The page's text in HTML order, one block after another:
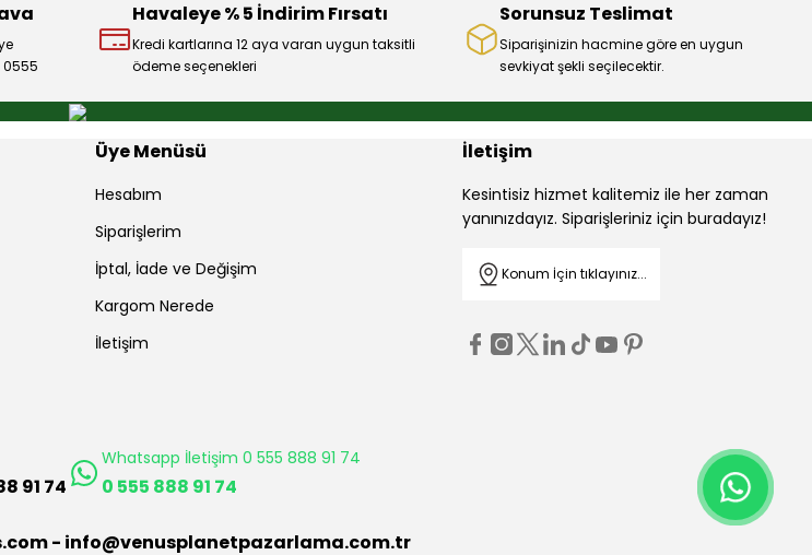
0555
Havaleye % 5 İndirim Fırsatı
Kredi kartlarına 12 aya varan uygun taksitli
ödeme seçenekleri
Sorunsuz Teslimat
Siparişinizin hacmine göre en uygun
sevkiyat şekli seçilecektir.
Üye Menüsü
Hesabım
Siparişlerim
İptal, İade ve Değişim
Kargom Nerede
İletişim
İletişim
Kesintisiz hizmet kalitemiz ile her zaman
yanınızdayız. Siparişleriniz için buradayız!
Konum İçin tıklayınız...
91 74
Whatsapp İletişim 0 555 888 91 74
0 555 888 91 74
- info@venusplanetpazarlama.com.tr